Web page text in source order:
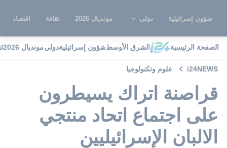
شؤون إسرائيلية دولي مونديال 2026 ثقافة اقتصاد
الصفحة الرئيسية الشرق الأوسطشؤون إسرائيليةدوليمونديال 2026
i24NEWS علوم وتكنولوجيا
قراصنة اتراك يسيطرون
على اجتماع اتحاد منتجي
الالبان الإسرائيليين